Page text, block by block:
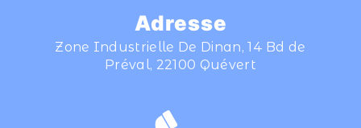
Adresse
Zone Industrielle De Dinan, 14 Bd de
Préval, 22100 Quévert